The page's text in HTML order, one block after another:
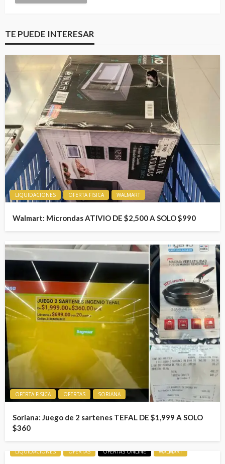
TE PUEDE INTERESAR
LIQUIDACIONES OFERTA FISICA WALMART
Walmart: Microndas ATIVIO DE $2,500 A SOLO $990
OFERTA FISICA OFERTAS SORIANA
Soriana: Juego de 2 sartenes TEFAL DE $1,999 A SOLO
$360
LIQUIDACIONES OFERTAS OFERTAS ONLINE WALMART